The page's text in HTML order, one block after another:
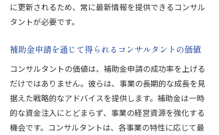
に更新されるため、常に最新情報を提供できるコンサル
タントが必要です。
補助金申請を通じて得られるコンサルタントの価値
コンサルタントの価値は、補助金申請の成功率を上げる
だけではありません。彼らは、事業の長期的な成長を見
据えた戦略的なアドバイスを提供します。補助金は一時
的な資金注入にとどまらず、事業の経営資源を強化する
機会です。コンサルタントは、各事業の特性に応じて最